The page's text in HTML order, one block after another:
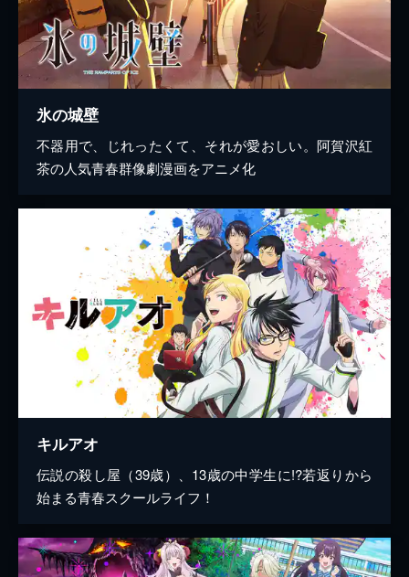
氷の城壁
不器用で、じれったくて、それが愛おしい。阿賀沢紅
茶の人気青春群像劇漫画をアニメ化
キルアオ
伝説の殺し屋（39歳）、13歳の中学生に!?若返りから
始まる青春スクールライフ！